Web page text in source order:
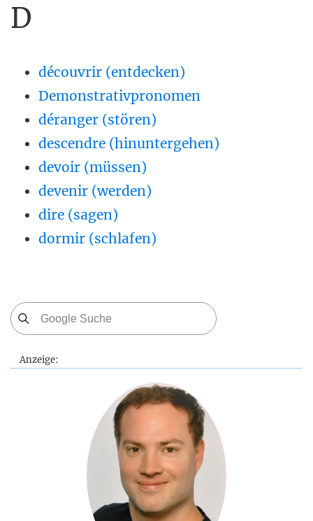
D
découvrir (entdecken)
Demonstrativpronomen
déranger (stören)
descendre (hinuntergehen)
devoir (müssen)
devenir (werden)
dire (sagen)
dormir (schlafen)
Anzeige: